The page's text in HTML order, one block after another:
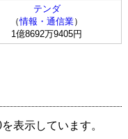
テンダ
（情報・通信業）
1億8692万9405円
表示しています。